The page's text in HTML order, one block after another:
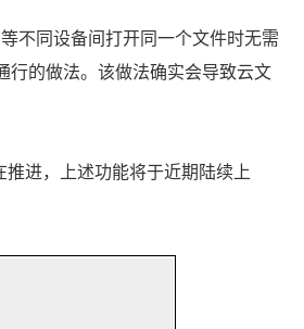
不同设备间打开同一个文件时无需
行的做法。该做法确实会导致云文
推进，上述功能将于近期陆续上